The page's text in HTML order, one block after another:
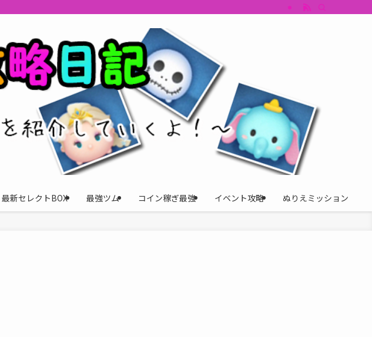
を最速で提供しビンゴのおすすめツム・キャラ評価も丁寧に解説。ツムツムイベント、ツムツム攻略、ツムツ
最新セレクトBOX 最強ツム コイン稼ぎ最強 イベント攻略 ぬりえミッション